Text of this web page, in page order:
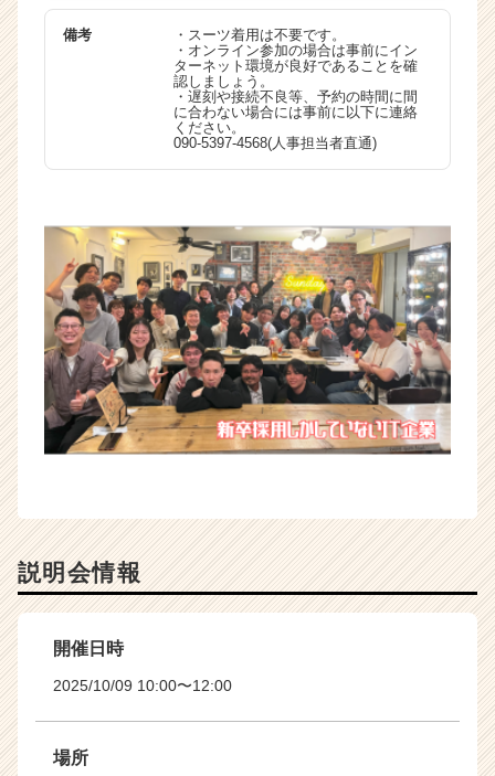
備考
・スーツ着用は不要です。
・オンライン参加の場合は事前にイン
ターネット環境が良好であることを確
認しましょう。
・遅刻や接続不良等、予約の時間に間
に合わない場合には事前に以下に連絡
ください。
090-5397-4568(人事担当者直通)
説明会情報
開催日時
2025/10/09 10:00〜12:00
場所